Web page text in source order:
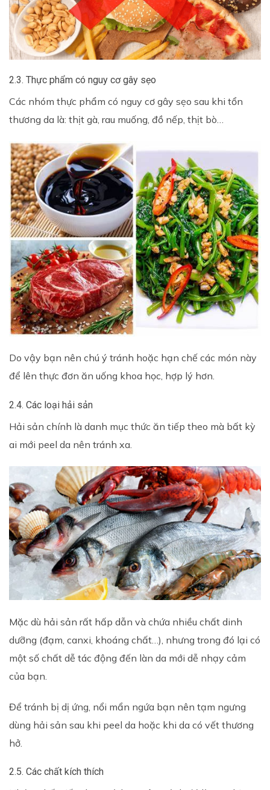
2.3. Thực phẩm có nguy cơ gây sẹo
Các nhóm thực phẩm có nguy cơ gây sẹo sau khi tổn
thương da là: thịt gà, rau muống, đồ nếp, thịt bò…
Do vậy bạn nên chú ý tránh hoặc hạn chế các món này
để lên thực đơn ăn uống khoa học, hợp lý hơn.
2.4. Các loại hải sản
Hải sản chính là danh mục thức ăn tiếp theo mà bất kỳ
ai mới peel da nên tránh xa.
Mặc dù hải sản rất hấp dẫn và chứa nhiều chất dinh
dưỡng (đạm, canxi, khoáng chất…), nhưng trong đó lại có
một số chất dễ tác động đến làn da mới dễ nhạy cảm
của bạn.
Để tránh bị dị ứng, nổi mẩn ngứa bạn nên tạm ngưng
dùng hải sản sau khi peel da hoặc khi da có vết thương
hở.
2.5. Các chất kích thích